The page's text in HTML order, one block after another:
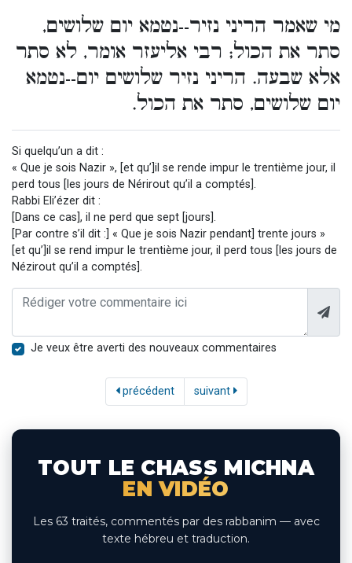
מי שאמר הריני נזיר--נטמא יום שלושים,
סתר את הכול; רבי אליעזר אומר, לא סתר
אלא שבעה. הריני נזיר שלושים יום--נטמא
יום שלושים, סתר את הכול.
Si quelqu’un a dit :
« Que je sois Nazir », [et qu’]il se rende impur le trentième jour, il
perd tous [les jours de Nérirout qu’il a comptés].
Rabbi Eli’ézer dit :
[Dans ce cas], il ne perd que sept [jours].
[Par contre s’il dit :] « Que je sois Nazir pendant] trente jours »
[et qu’]il se rend impur le trentième jour, il perd tous [les jours de
Nézirout qu’il a comptés].
Je veux être averti des nouveaux commentaires
précédent suivant
TOUT LE CHASS MICHNA
EN VIDÉO
Les 63 traités, commentés par des rabbanim — avec
texte hébreu et traduction.